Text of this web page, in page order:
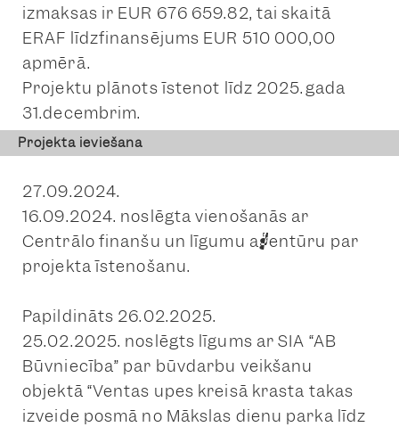
izmaksas ir EUR 676 659.82, tai skaitā
ERAF līdzfinansējums EUR 510 000,00
apmērā.
Projektu plānots īstenot līdz 2025.gada
31.decembrim.
Projekta ieviešana
27.09.2024.
16.09.2024. noslēgta vienošanās ar
Centrālo finanšu un līgumu aģentūru par
projekta īstenošanu.
Papildināts 26.02.2025.
25.02.2025. noslēgts līgums ar SIA “AB
Būvniecība” par būvdarbu veikšanu
objektā “Ventas upes kreisā krasta takas
izveide posmā no Mākslas dienu parka līdz